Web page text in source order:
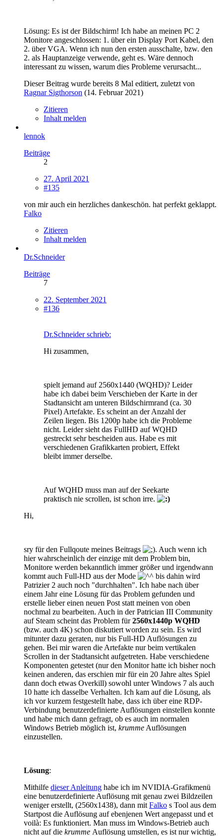
Lösung: Es ist der Bildschirm! Ich habe an meinen PC 2
Monitore angeschlossen: 1. über ein Display Port Kabel, den
2. über VGA. Wenn ich nun den ersten ausschalte, bzw. den
2. als Hauptanzeige verwende, geht es. Wäre dennoch
interessant zu wissen, warum dies Probleme verursacht...
Dieser Beitrag wurde bereits 8 Mal editiert, zuletzt von
Ragnar Sigthorson (14. Februar 2021)
Zitieren
Inhalt melden
lennok
Beiträge
2
27. April 2021
#135
von mir auch ein herzliches dankeschön. hat perfekt geklappt.
Falko
Zitieren
Inhalt melden
Dr.Schneider
Beiträge
7
22. September 2021
#136
Dr.Schneider schrieb:
Hi zusammen,
spielt jemand auf 2560x1440 (WQHD)? Leider
habe ich dabei beim Verschieben der Karte in der
Stadtansicht am unteren Bildschirmrand (ca. 30
Pixel) Artefakte. Es scheint an der Anzahl der
Zeilen liegen. Bis 1200p habe ich die Probleme
nicht. Leider sieht das FullHD auf WQHD
gestreckt sehr bescheiden aus. Habe es mit
verschiedenen Grafikkarten probiert, Effekt
bleibt immer derselbe.
Auf WQHD muss man auf der Seekarte
praktisch nie scrollen, ist schon irre.
Hi,
sry für den Fullqoute meines Beitrags
. Auch wenn ich
hier wahrscheinlich der einzige mit dem Problem bin,
Monitore werden bekanntlich immer größer und irgendwann
kommt auch Full-HD aus der Mode
bis dahin wird
Patrizier 2 auch noch "durchhalten". Ich habe nach über
einem Jahr eine Lösung für das Problem gefunden und
erstelle lieber einen neuen Post statt meinen von oben
nochmal zu bearbeiten. Auch in der Patrician III Community
auf Steam scheint das Problem für2560x1440p WQHD
(bzw. auch 4K) schon diskutiert worden zu sein. Es wird
mitunter dazu geraten, nur bis Full-HD Auflösungen zu
gehen. Bei mir waren die Artefakte nur beim vertikalen
Scrollen in der Stadtansicht aufgetreten. Habe verschiedene
Komponenten getestet (nur den Monitor hatte ich bisher noch
keinen anderen, das erschien mir für ein 20 Jahre altes Spiel
dann doch etwas Overkill) sowohl unter Windows 7 als auch
10 hatte ich dasselbe Verhalten. Ich kam auf die Lösung, als
ich vor kurzem festgestellt habe, dass ich über eine RDP-
Verbindung benutzerdefinierte Auflösungen einstellen konnte
und habe mich dann gefragt, ob es auch im normalen
Windows Betrieb möglich ist, krumme Auflösungen
einzustellen.
Lösung:
Mithilfe dieser Anleitung habe ich im NVIDIA-Grafikmenü
eine benutzerdefinierte Auflösung mit genau zwei Bildzeilen
weniger erstellt, (2560x1438), dann mit Falko s Tool aus dem
Startpost die Auflösung auf ebenjenen Wert angepasst und et
voilà: Es funktioniert. Man muss im Windows-Betrieb auch
nicht auf die krumme Auflösung umstellen, es ist nur wichtig,